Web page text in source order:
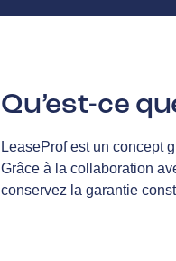
Qu’est-ce
LeaseProf est un concept
Grâce à la collaboration
conservez la garantie